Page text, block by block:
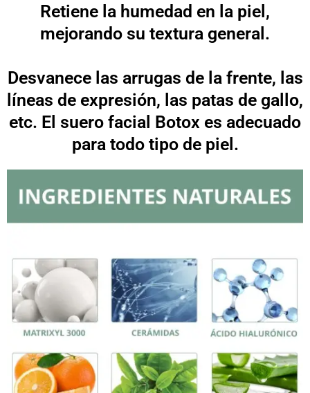
Retiene la humedad en la piel,
mejorando su textura general.
Desvanece las arrugas de la frente, las
líneas de expresión, las patas de gallo,
etc. El suero facial Botox es adecuado
para todo tipo de piel.